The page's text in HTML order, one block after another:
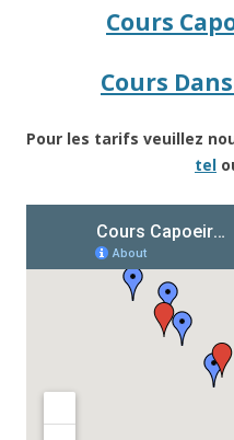
Cours
Cours
Pour les tarifs veuillez
tel